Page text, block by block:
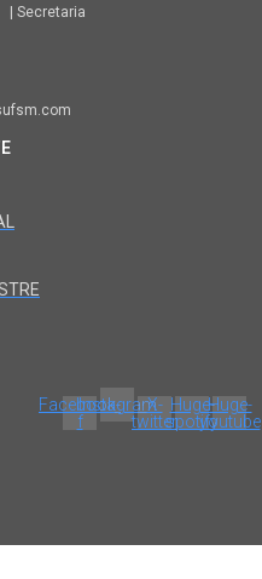
| Secretaria
Facebook-
f
InstagramX-
twitter
Huge-
spotify
Huge-
youtube